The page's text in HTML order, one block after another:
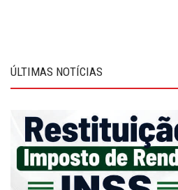
ÚLTIMAS NOTÍCIAS